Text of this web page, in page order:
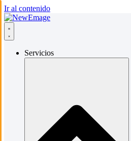
Ir al contenido
Servicios